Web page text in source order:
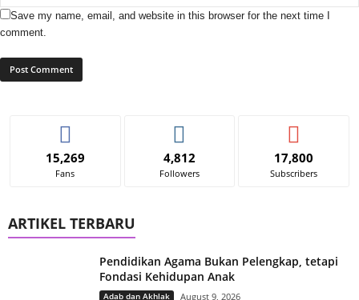
Save my name, email, and website in this browser for the next time I
comment.
15,269
Fans
4,812
Followers
17,800
Subscribers
ARTIKEL TERBARU
Pendidikan Agama Bukan Pelengkap, tetapi
Fondasi Kehidupan Anak
Adab dan Akhlak August 9, 2026